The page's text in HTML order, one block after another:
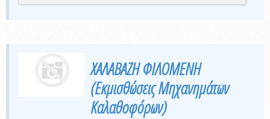
ΧΑΛΑΒΑΖΗ ΦΙΛΟΜΕΝΗ
(Εκμισθώσεις Μηχανημάτων
Καλαθοφόρων)